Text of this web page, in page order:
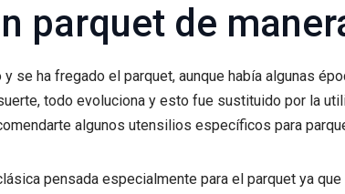
parquet de
y se ha fregado el parquet, aunque había algunas
todo evoluciona y esto fue sustituido por la
algunos utensilios específicos para
pensada especialmente para el parquet ya